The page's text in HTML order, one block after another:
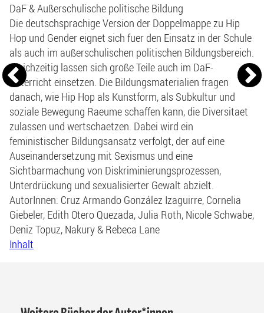
DaF & Außerschulische politische Bildung
Die deutschsprachige Version der Doppelmappe zu Hip
Hop und Gender eignet sich fuer den Einsatz in der Schule
als auch im außerschulischen politischen Bildungsbereich.
Gleichzeitig lassen sich große Teile auch im DaF-
Unterricht einsetzen. Die Bildungsmaterialien fragen
danach, wie Hip Hop als Kunstform, als Subkultur und
soziale Bewegung Raeume schaffen kann, die Diversitaet
zulassen und wertschaetzen. Dabei wird ein
feministischer Bildungsansatz verfolgt, der auf eine
Auseinandersetzung mit Sexismus und eine
Sichtbarmachung von Diskriminierungsprozessen,
Unterdrückung und sexualisierter Gewalt abzielt.
AutorInnen: Cruz Armando González Izaguirre, Cornelia
Giebeler, Edith Otero Quezada, Julia Roth, Nicole Schwabe,
Deniz Topuz, Nakury & Rebeca Lane
Inhalt